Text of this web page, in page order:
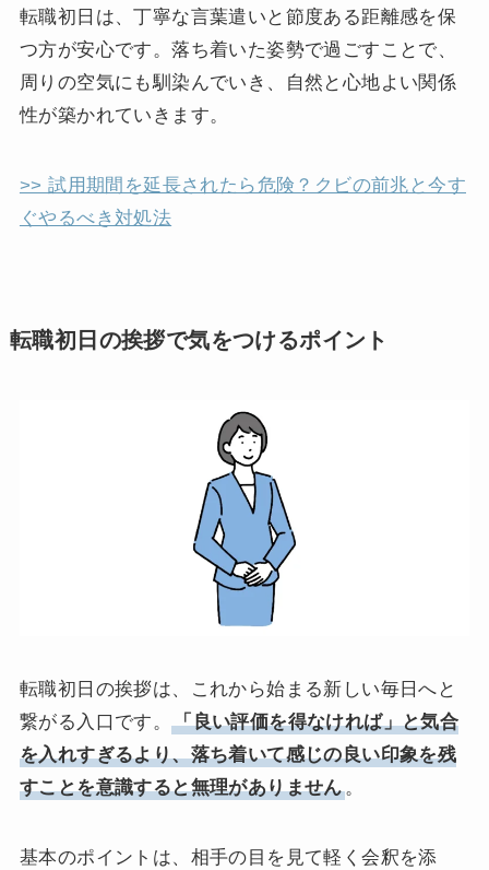
転職初日は、丁寧な言葉遣いと節度ある距離感を保
つ方が安心です。落ち着いた姿勢で過ごすことで、
周りの空気にも馴染んでいき、自然と心地よい関係
性が築かれていきます。
>> 試用期間を延長されたら危険？クビの前兆と今す
ぐやるべき対処法
転職初日の挨拶で気をつけるポイント
転職初日の挨拶は、これから始まる新しい毎日へと
繋がる入口です。「良い評価を得なければ」と気合
を入れすぎるより、落ち着いて感じの良い印象を残
すことを意識すると無理がありません。
基本のポイントは、相手の目を見て軽く会釈を添